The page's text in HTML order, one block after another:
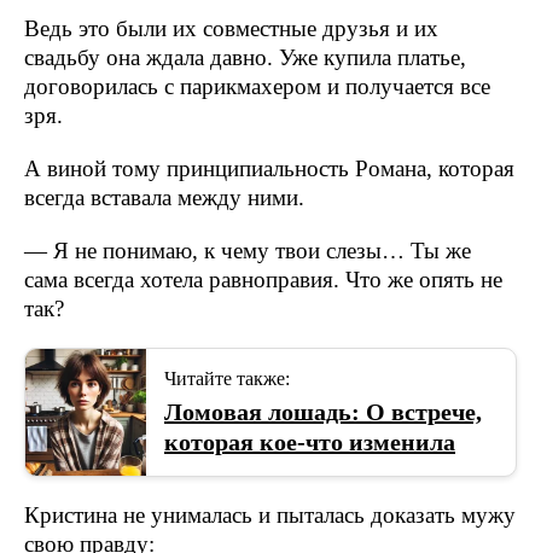
Ведь это были их совместные друзья и их
свадьбу она ждала давно. Уже купила платье,
договорилась с парикмахером и получается все
зря.
А виной тому принципиальность Романа, которая
всегда вставала между ними.
— Я не понимаю, к чему твои слезы… Ты же
сама всегда хотела равноправия. Что же опять не
так?
Читайте также:
Ломовая лошадь: О встрече,
которая кое-что изменила
Кристина не унималась и пыталась доказать мужу
свою правду: